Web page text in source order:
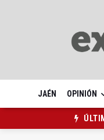
JAÉN OPINIÓN